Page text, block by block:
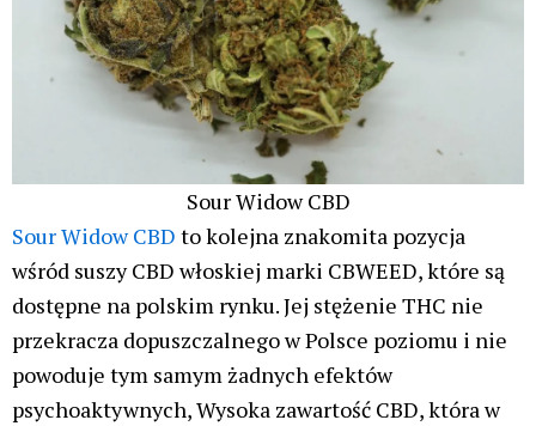
Sour Widow CBD
Sour Widow CBD to kolejna znakomita pozycja
wśród suszy CBD włoskiej marki CBWEED, które są
dostępne na polskim rynku. Jej stężenie THC nie
przekracza dopuszczalnego w Polsce poziomu i nie
powoduje tym samym żadnych efektów
psychoaktywnych, Wysoka zawartość CBD, która w